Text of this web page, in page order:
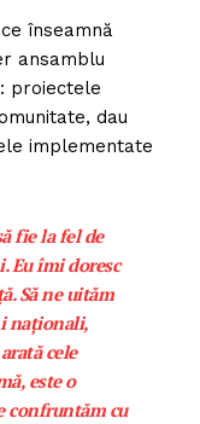
înseamnă
ansamblu
proiectele
dau
implementate
fie la fel de
Eu îmi doresc
Să ne uităm
naționali,
cele
este o
confruntăm cu